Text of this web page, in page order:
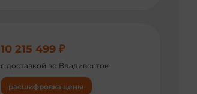
10 215 499 ₽
с доставкой во Владивосток
расшифровка цены